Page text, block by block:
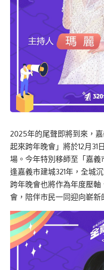
2025年的尾聲即將到來，
起來跨年晚會」將於12月31
場。今年特別移師至「嘉
逢嘉義市建城321年，全城
跨年晚會也將作為年度壓
會，陪伴市民一同迎向嶄新